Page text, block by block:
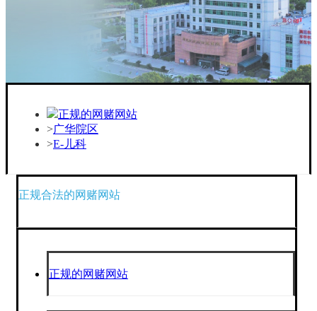
正规的网赌网站
广华院区
E-儿科
正规合法的网赌网站
正规的网赌网站